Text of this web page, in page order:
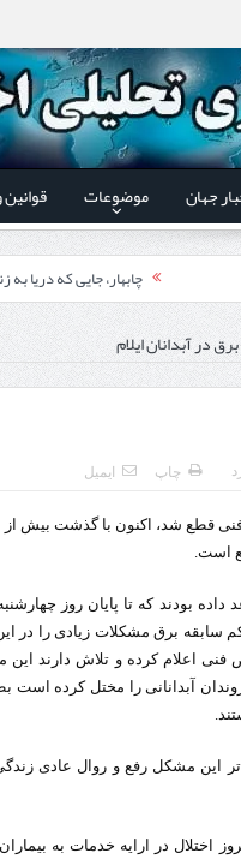
جهان موضوعات
چابهار، جایی که دریا
مناطق آزاد و ویژه اقتصادی:
بیله‌سوار و منطقه ویژه اقتصادی
کشف ۱۱ قبضه سلاح کلت کمری توسط مرزبانان هنگ مرزی ارومیه
مرز چیلات دهلران
اربعین در مرزهای خوزستان از مرز یک میلیون و
چاپ ایمیل
است.
بودند که تا پایان روز
برق مشکلات زیادی را در
اعلام کرده و تلاش دارند این
آبدانانی را مختل کرده است
این مشکل رفع و روال عادی
اختلال در ارایه خدمات به